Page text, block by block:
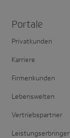
Portale
Privatkunden
Karriere
Firmenkunden
Lebenswelten
Vertriebspartner
Leistungserbringer